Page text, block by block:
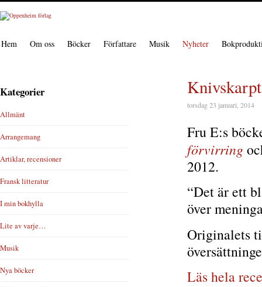
Hem Om oss Böcker Författare Musik Nyheter
torsdag 23 januari, 2014
Fru E:s
förvirring
2012.
“Det är ett
över
Originalets
Läs hela
Kategorier
Allmänt
Arrangemang
Artiklar, recensioner
Fransk litteratur
I min bokhylla
Lite av varje…
Musik
Nya böcker